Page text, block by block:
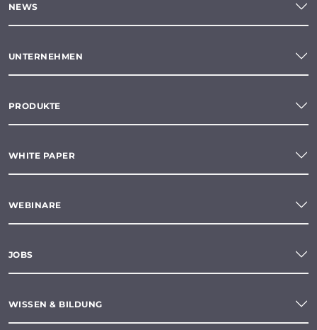
NEWS
UNTERNEHMEN
PRODUKTE
WHITE PAPER
WEBINARE
JOBS
WISSEN & BILDUNG